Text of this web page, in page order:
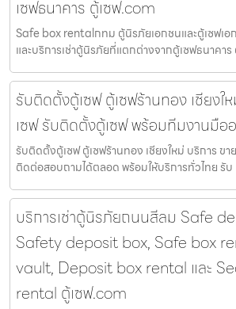
เซฟธนาคาร ตู้เซฟ.com
Safe box rentalกทม ตู้นิรภัยเอกชนและตู้เซฟเอ
และบริการเช่าตู้นิรภัยที่แตกต่างจากตู้เซฟธนาคาร
รับติดตั้งตู้เซฟ ตู้เซฟร้านทอง เชียงใ
เซฟ รับติดตั้งตู้เซฟ พร้อมทีมงานมือ
รับติดตั้งตู้เซฟ ตู้เซฟร้านทอง เชียงใหม่ บริการ ข
ติดต่อสอบถามได้ตลอด พร้อมให้บริการทั่วไทย รับ
บริการเช่าตู้นิรภัยถนนสีลม Safe
Safety deposit box, Safe box
vault, Deposit box rental และ
rental ตู้เซฟ.com